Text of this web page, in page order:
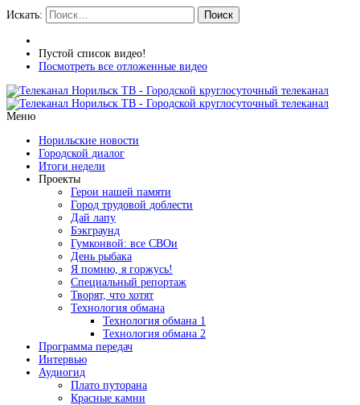
Искать: Поиск
Пустой список видео!
Посмотреть все отложенные видео
Меню
Норильские новости
Городской диалог
Итоги недели
Проекты
Герои нашей памяти
Город трудовой доблести
Дай лапу
Бэкграунд
Гумконвой: все СВОи
День рыбака
Я помню, я горжусь!
Специальный репортаж
Творят, что хотят
Технология обмана
Технология обмана 1
Технология обмана 2
Программа передач
Интервью
Аудиогид
Плато путорана
Красные камни